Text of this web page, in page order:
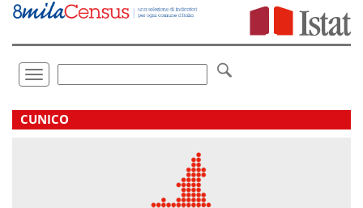
Vai
direttamente
Toggle
navigation
.
CUNICO